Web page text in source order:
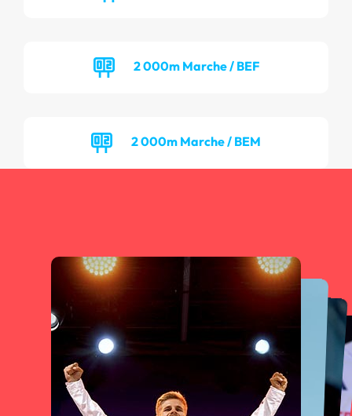
2 000m Marche / BEF
2 000m Marche / BEM